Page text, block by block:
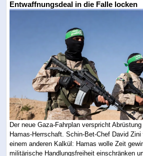
Entwaffnungsdeal in die Falle locken
Der neue Gaza-Fahrplan verspricht
Hamas-Herrschaft. Schin-Bet-Chef David
einem anderen Kalkül: Hamas wolle Zeit
militärische Handlungsfreiheit einschränken